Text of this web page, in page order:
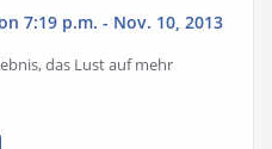
7:19 p.m. - Nov. 10, 2013
das Lust auf mehr